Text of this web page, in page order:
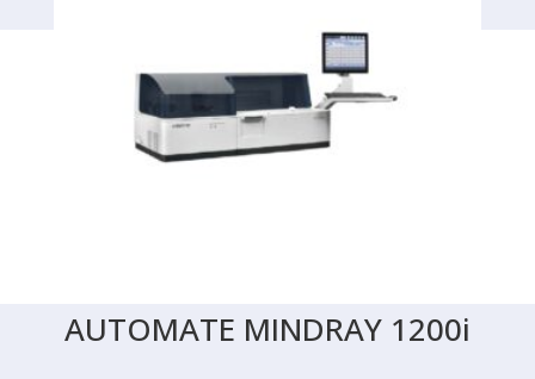
AUTOMATE MINDRAY 1200i